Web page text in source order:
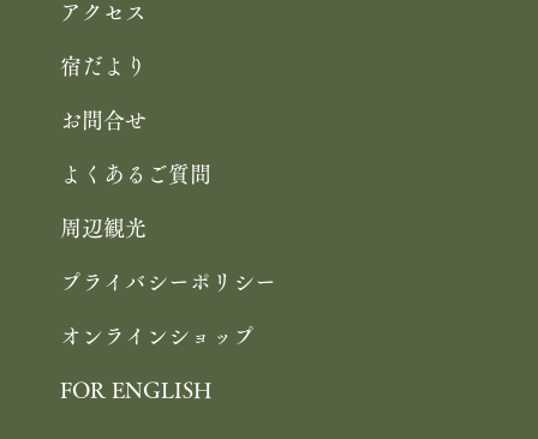
アクセス
宿だより
お問合せ
よくあるご質問
周辺観光
プライバシーポリシー
オンラインショップ
FOR ENGLISH